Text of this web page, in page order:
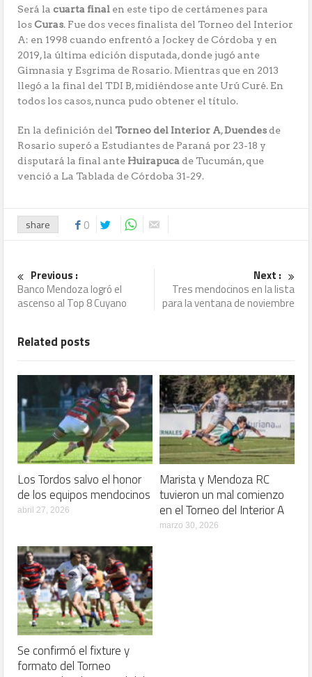
Será lacuarta final en este tipo de certámenes para
losCuras. Fue dos veces finalista del Torneo del Interior
A: en 1998 cuando enfrentó a Jockey de Córdoba y en
2019, la última edición disputada, donde jugó ante
Gimnasia y Esgrima de Rosario. Mientras que en 2013
llegó a la final del TDI B, midiéndose ante Urú Curé. En
todos los casos, nunca pudo obtener el título.
En la definición delTorneo del Interior A,Duendesde
Rosario superó a Estudiantes de Paraná por 23-18 y
disputará la final ante Huirapucade Tucumán, que
venció a La Tablada de Córdoba 31-29.
share 0
Previous :
Banco Mendoza logró el
ascenso al Top 8 Cuyano
Next :
Tres mendocinos en la lista
para la ventana de noviembre
Related posts
Los Tordos salvo el honor
de los equipos mendocinos
abril 27, 2026
Marista y Mendoza RC
tuvieron un mal comienzo
en el Torneo del Interior A
marzo 30, 2026
Se confirmó el fixture y
formato del Torneo